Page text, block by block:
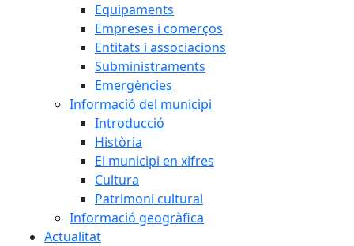
Equipaments
Empreses i comerços
Entitats i associacions
Subministraments
Emergències
Informació del municipi
Introducció
Història
El municipi en xifres
Cultura
Patrimoni cultural
Informació geogràfica
Actualitat